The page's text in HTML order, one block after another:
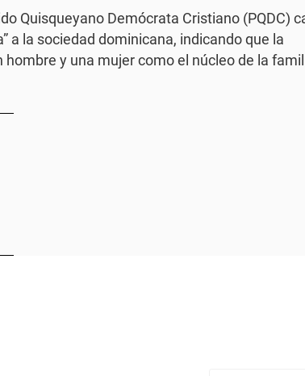
Quisqueyano Demócrata Cristiano (PQDC)
a la sociedad dominicana, indicando que la
y una mujer como el núcleo de la